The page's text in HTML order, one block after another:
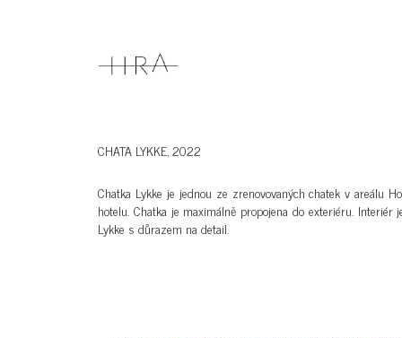
CHATA LYKKE, 2022
Chatka Lykke je jednou ze zrenovovaných chatek v areálu
hotelu. Chatka je maximálně propojena do exteriéru.
Lykke s důrazem na detail.